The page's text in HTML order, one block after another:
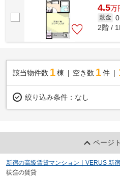
4.5万
敷金
2階 /
該当物件数 1棟 空き数 1 件
絞り込み条件： なし
ページ
新宿の高級賃貸マンション｜VERUS 新
荻窪の賃貸